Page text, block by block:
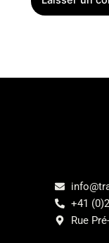
+41
Rue